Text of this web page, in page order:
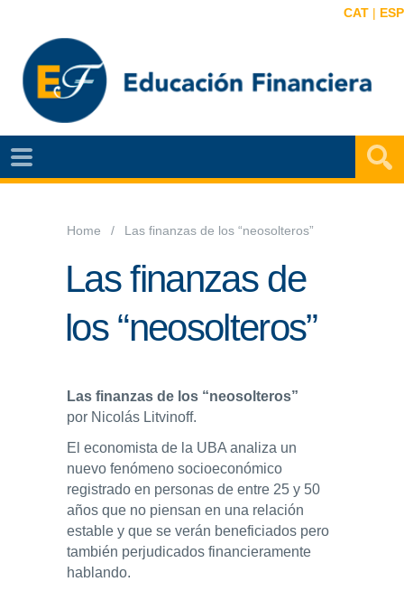
CAT | ESP
NOTÍCIAS
MAPA
AGENDA
IEF
NOSOTROS
Home Las finanzas de los “neosolteros”
Las finanzas de
los “neosolteros”
Las finanzas de los “neosolteros”
por Nicolás Litvinoff.
El economista de la UBA analiza un
nuevo fenómeno socioeconómico
registrado en personas de entre 25 y 50
años que no piensan en una relación
estable y que se verán beneficiados pero
también perjudicados financieramente
hablando.